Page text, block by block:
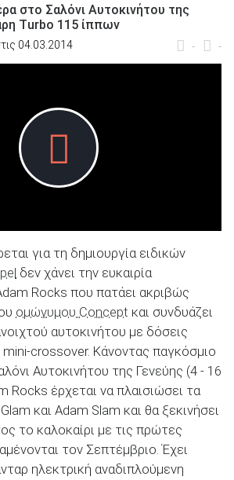
στο Σαλόνι Αυτοκινήτου της
Τurbo 115 ίππων
- -
04.03.2014
για τη δημιουργία ειδικών
δεν χάνει την ευκαιρία
Rocks που πατάει ακριβώς
ομώνυμου Concept και συνδυάζει
αυτοκινήτου με δόσεις
mini-crossover. Κάνοντας παγκόσμιο
Αυτοκινήτου της Γενεύης (4 - 16
Rocks έρχεται να πλαισιώσει τα
και Adam Slam και θα ξεκινήσει
το καλοκαίρι με τις πρώτες
τον Σεπτέμβριο. Έχει
ηλεκτρική αναδιπλούμενη